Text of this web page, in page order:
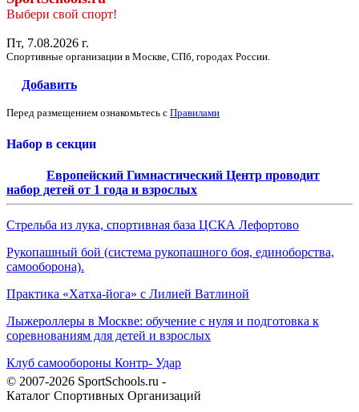
Выбери свой спорт!
Пт, 7.08.2026 г.
Спортивные организации в Москве, СПб, городах России.
Добавить
Перед размещением ознакомьтесь с Правилами
Набор в секции
Европейский Гимнастический Центр проводит
набор детей от 1 года и взрослых
Стрельба из лука, спортивная база ЦСКА Лефортово
Рукопашный бой (система рукопашного боя, единоборства,
самооборона).
Практика «Хатха-йога» с Лилией Ватлиной
Лыжероллеры в Москве: обучение с нуля и подготовка к
соревнованиям для детей и взрослых
Клуб самообороны Контр- Удар
© 2007-2026 SportSchools.ru -
Каталог Спортивных Организаций